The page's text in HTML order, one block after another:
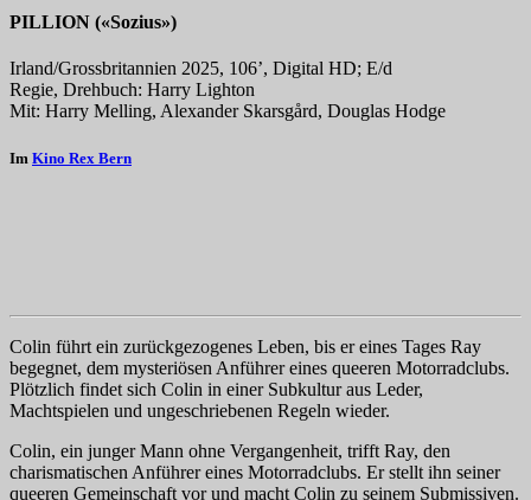
PILLION («Sozius»)
Irland/Grossbritannien 2025, 106’, Digital HD; E/d
Regie, Drehbuch: Harry Lighton
Mit: Harry Melling, Alexander Skarsgård, Douglas Hodge
Im Kino Rex Bern
Colin führt ein zurückgezogenes Leben, bis er eines Tages Ray
begegnet, dem mysteriösen Anführer eines queeren Motorradclubs.
Plötzlich findet sich Colin in einer Subkultur aus Leder,
Machtspielen und ungeschriebenen Regeln wieder.
Colin, ein junger Mann ohne Vergangenheit, trifft Ray, den
charismatischen Anführer eines Motorradclubs. Er stellt ihn seiner
queeren Gemeinschaft vor und macht Colin zu seinem Submissiven.